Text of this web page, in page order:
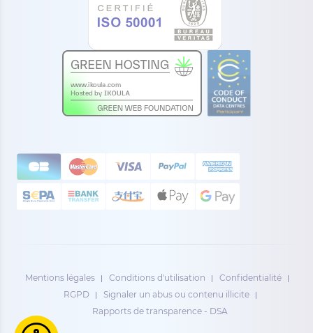
Mentions légales Conditions d'utilisation
Confidentialité
RGPD
Signaler un abus ou contenu illicite
Rapports de transparence - DSA